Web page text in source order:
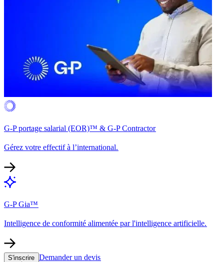
G-P portage salarial (EOR)™ & G-P Contractor​​
Gérez votre effectif à l’international.​​
G-P Gia™​​
Intelligence de conformité alimentée par l'intelligence artificielle.​​
S'inscrire​​ Demander un devis​​